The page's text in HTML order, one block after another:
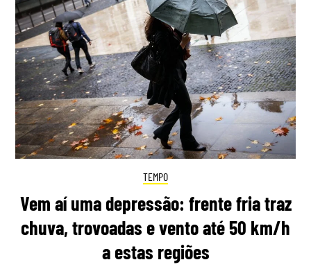
TEMPO
Vem aí uma depressão: frente fria traz
chuva, trovoadas e vento até 50 km/h
a estas regiões